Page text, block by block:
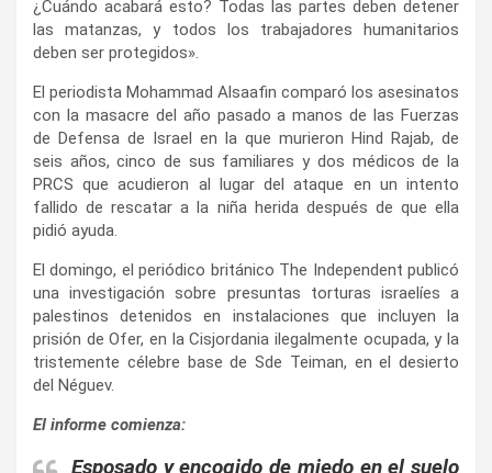
¿Cuándo acabará esto? Todas las partes deben detener
las matanzas, y todos los trabajadores humanitarios
deben ser protegidos».
El periodista Mohammad Alsaafin comparó los asesinatos
con la masacre del año pasado a manos de las Fuerzas
de Defensa de Israel en la que murieron Hind Rajab, de
seis años, cinco de sus familiares y dos médicos de la
PRCS que acudieron al lugar del ataque en un intento
fallido de rescatar a la niña herida después de que ella
pidió ayuda.
El domingo, el periódico británico The Independent publicó
una investigación sobre presuntas torturas israelíes a
palestinos detenidos en instalaciones que incluyen la
prisión de Ofer, en la Cisjordania ilegalmente ocupada, y la
tristemente célebre base de Sde Teiman, en el desierto
del Néguev.
El informe comienza:
Esposado y encogido de miedo en el suelo